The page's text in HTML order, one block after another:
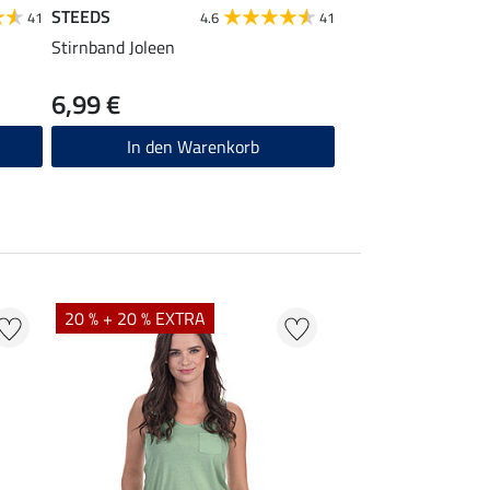
41 STEEDS 4.6 41
Stirnband Joleen
6,99 €
In den Warenkorb
20 % + 20 % EXTRA